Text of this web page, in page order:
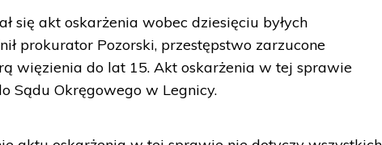
się akt oskarżenia wobec dziesięciu byłych
prokurator Pozorski, przestępstwo zarzucone
więzienia do lat 15. Akt oskarżenia w tej sprawie
Sądu Okręgowego w Legnicy.